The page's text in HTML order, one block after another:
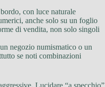
con luce naturale
anche solo su un foglio
di vendita, non solo singoli
negozio numismatico o un
se noti combinazioni
Lucidare “a specchio”